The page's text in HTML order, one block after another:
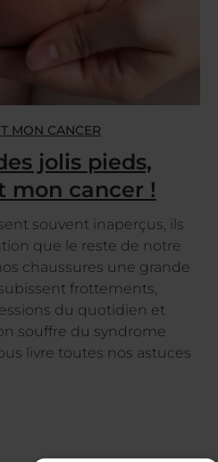
MON CANCER
jolis pieds,
mon cancer !
souvent inaperçus, ils
que le reste de notre
chaussures une grande
frottements,
du quotidien et
souffre du syndrome
livre toutes nos astuces